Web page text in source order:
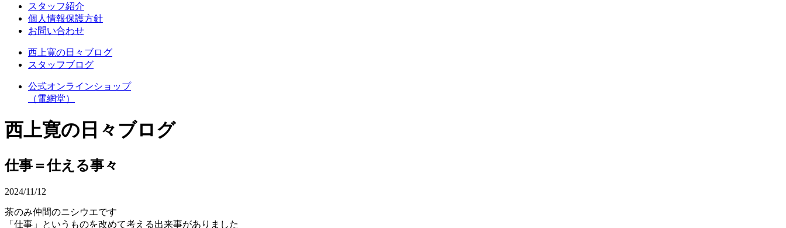
スタッフ紹介
個人情報保護方針
お問い合わせ
西上寛の日々ブログ
スタッフブログ
公式オンラインショップ
（電網堂）
西上寛の日々ブログ
仕事＝仕える事々
2024/11/12
茶のみ仲間のニシウエです
「仕事」というものを改めて考える出来事がありました